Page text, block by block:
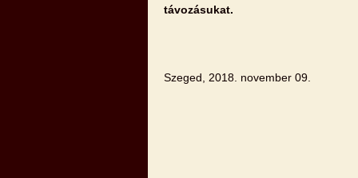
távozásukat.
Szeged, 2018. november 09.